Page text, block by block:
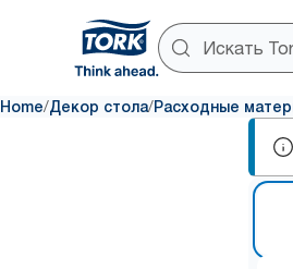
Home/Декор стола/Расходные